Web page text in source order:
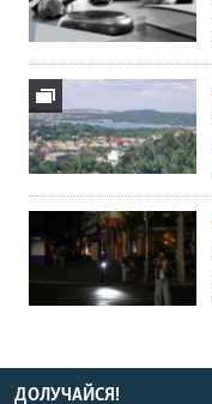
ДОЛУЧАЙСЯ!